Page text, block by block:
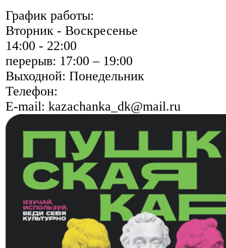
График работы:
Вторник - Воскресенье
14:00 - 22:00
перерыв: 17:00 – 19:00
Выходной: Понедельник
Телефон:
E-mail: kazachanka_dk@mail.ru